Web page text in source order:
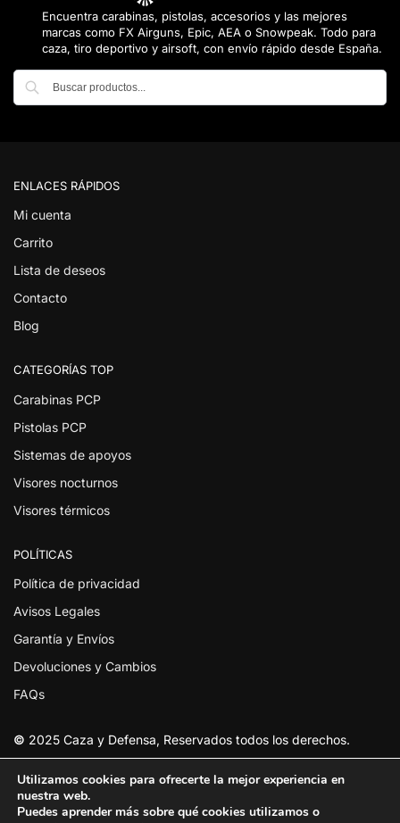
Encuentra carabinas, pistolas, accesorios y las mejores
marcas como FX Airguns, Epic, AEA o Snowpeak. Todo para
caza, tiro deportivo y airsoft, con envío rápido desde España.
ENLACES RÁPIDOS
Mi cuenta
Carrito
Lista de deseos
Contacto
Blog
CATEGORÍAS TOP
Carabinas PCP
Pistolas PCP
Sistemas de apoyos
Visores nocturnos
Visores térmicos
POLÍTICAS
Política de privacidad
Avisos Legales
Garantía y Envíos
Devoluciones y Cambios
FAQs
© 2025 Caza y Defensa, Reservados todos los derechos.
Utilizamos cookies para ofrecerte la mejor experiencia en
nuestra web.
Puedes aprender más sobre qué cookies utilizamos o